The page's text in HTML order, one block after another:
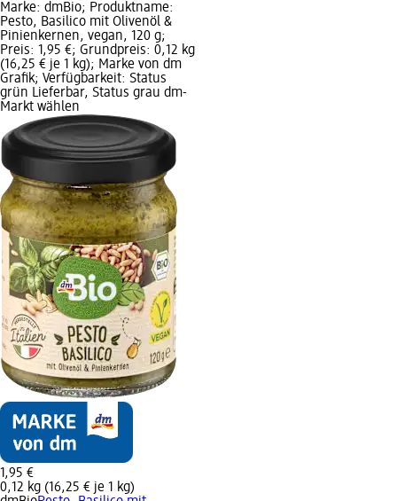
Marke: dmBio; Produktname:
Pesto, Basilico mit Olivenöl &
Pinienkernen, vegan, 120 g;
Preis: 1,95 €; Grundpreis: 0,12 kg
(16,25 € je 1 kg); Marke von dm
Grafik; Verfügbarkeit: Status
grün Lieferbar, Status grau dm-
Markt wählen
1,95 €
0,12 kg (16,25 € je 1 kg)